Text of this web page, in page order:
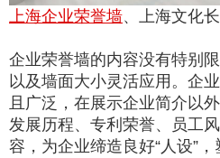
上海企业荣誉墙、上海文化
企业荣誉墙的内容没有特别
以及墙面大小灵活应用。企
且广泛，在展示企业简介以
发展历程、专利荣誉、员工
容，为企业缔造良好“人设”